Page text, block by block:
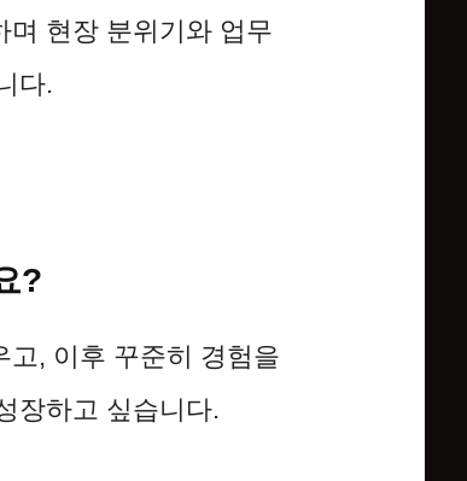
며 현장 분위기와 업무
다.
?
고, 이후 꾸준히 경험을
장하고 싶습니다.